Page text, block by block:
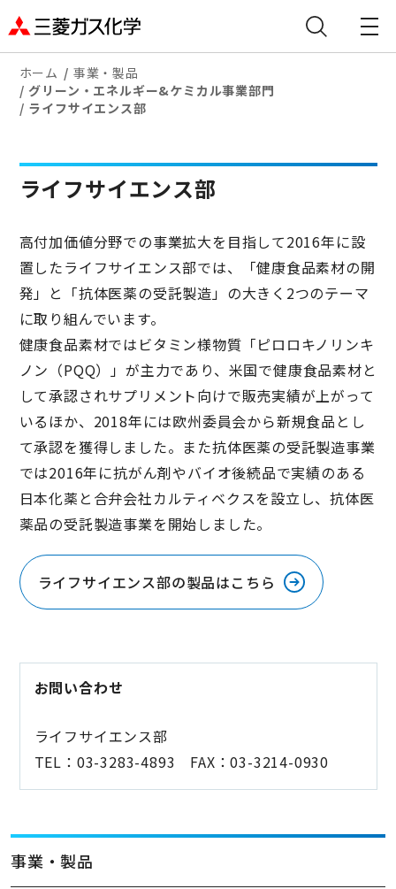
ホーム
事業・製品
グリーン・エネルギー&ケミカル事業部門
ライフサイエンス部
ライフサイエンス部
高付加価値分野での事業拡大を目指して2016年に設
置したライフサイエンス部では、「健康食品素材の開
発」と「抗体医薬の受託製造」の大きく2つのテーマ
に取り組んでいます。
健康食品素材ではビタミン様物質「ピロロキノリンキ
ノン（PQQ）」が主力であり、米国で健康食品素材と
して承認されサプリメント向けで販売実績が上がって
いるほか、2018年には欧州委員会から新規食品とし
て承認を獲得しました。また抗体医薬の受託製造事業
では2016年に抗がん剤やバイオ後続品で実績のある
日本化薬と合弁会社カルティベクスを設立し、抗体医
薬品の受託製造事業を開始しました。
ライフサイエンス部の製品はこちら
お問い合わせ
ライフサイエンス部
TEL：03-3283-4893 FAX：03-3214-0930
事業・製品